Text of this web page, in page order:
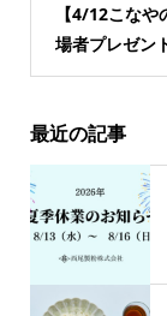
【4/12こな
場者プレゼン
最近の記事